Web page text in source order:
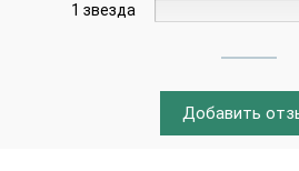
1 звезда
Добавить